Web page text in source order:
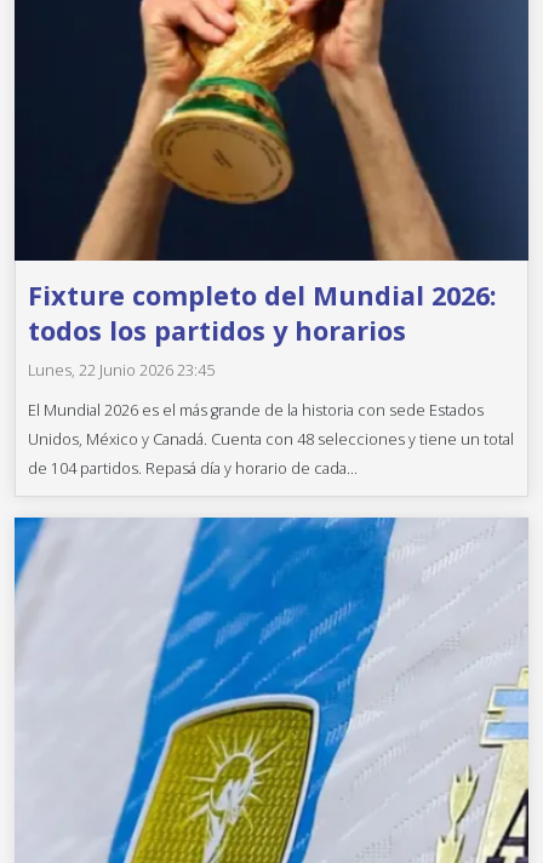
Fixture completo del Mundial 2026:
todos los partidos y horarios
Lunes, 22 Junio 2026 23:45
El Mundial 2026 es el más grande de la historia con sede Estados
Unidos, México y Canadá. Cuenta con 48 selecciones y tiene un total
de 104 partidos. Repasá día y horario de cada...